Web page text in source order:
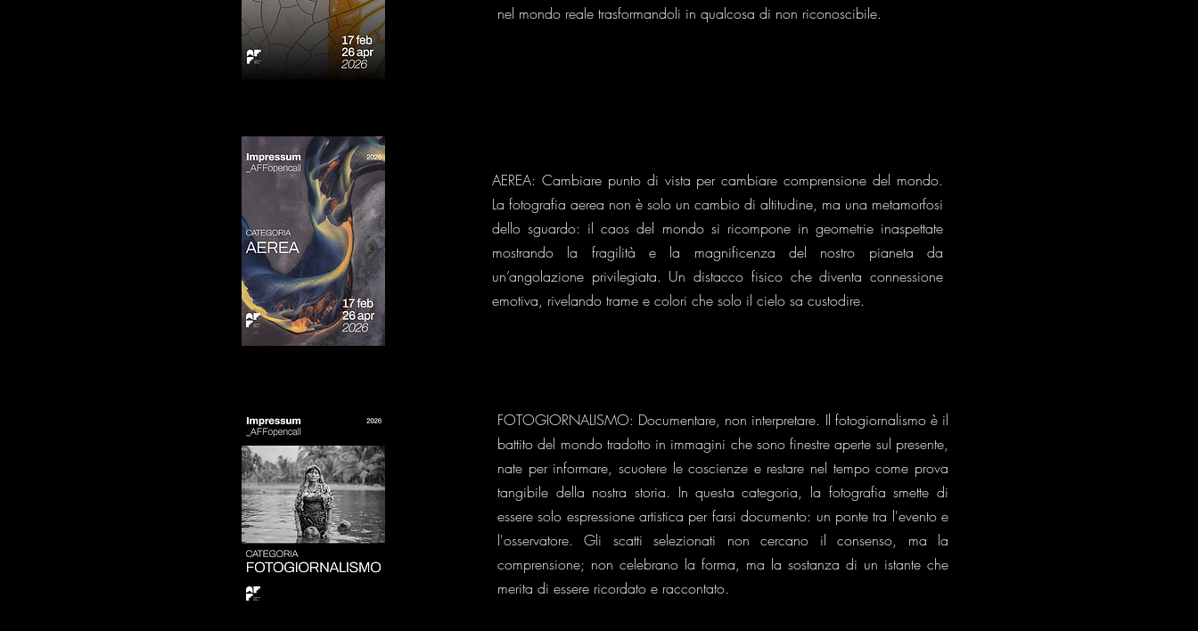
nel mondo reale trasformandoli in qualcosa di non riconoscibile.
AEREA: Cambiare punto di vista per cambiare comprensione del mondo.
La fotografia aerea non è solo un cambio di altitudine, ma una metamorfosi
dello sguardo: il caos del mondo si ricompone in geometrie inaspettate
mostrando la fragilità e la magnificenza del nostro pianeta da
un’angolazione privilegiata. Un distacco fisico che diventa connessione
emotiva, rivelando trame e colori che solo il cielo sa custodire.
FOTOGIORNALISMO: Documentare, non interpretare. Il fotogiornalismo è il
battito del mondo tradotto in immagini che sono finestre aperte sul presente,
nate per informare, scuotere le coscienze e restare nel tempo come prova
tangibile della nostra storia. In questa categoria, la fotografia smette di
essere solo espressione artistica per farsi documento: un ponte tra l'evento e
l'osservatore. Gli scatti selezionati non cercano il consenso, ma la
comprensione; non celebrano la forma, ma la sostanza di un istante che
merita di essere ricordato e raccontato.